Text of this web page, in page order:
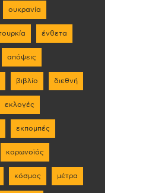
ουκρανία
ένθετα
απόψεις
βιβλίο διεθνή
εκλογές
εκπομπές
κορωνοϊός
κόσμος μέτρα